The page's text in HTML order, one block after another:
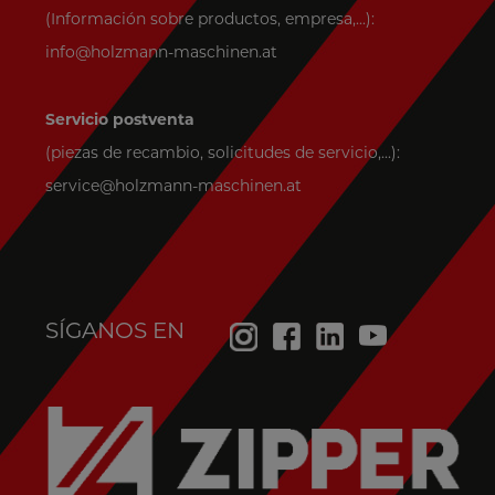
(Información sobre productos, empresa,...):
info@holzmann-maschinen.at
Servicio postventa
(piezas de recambio, solicitudes de servicio,...):
service@holzmann-maschinen.at
SÍGANOS EN